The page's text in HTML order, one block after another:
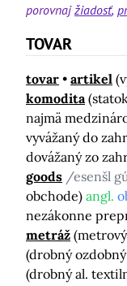
porovnajžiadosť
TOVAR
tovar artikel
komodita
najmä
vyvážaný do
dovážaný zo
goods /esenšl
obchode) angl.
nezákonne
metráž
(drobný
(drobný al.